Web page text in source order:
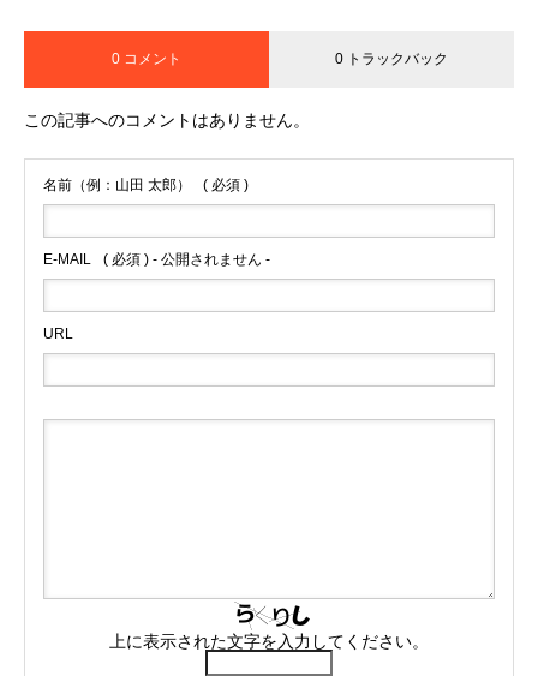
0 コメント 0 トラックバック
この記事へのコメントはありません。
名前（例：山田 太郎） ( 必須 )
E-MAIL ( 必須 ) - 公開されません -
URL
上に表示された文字を入力してください。